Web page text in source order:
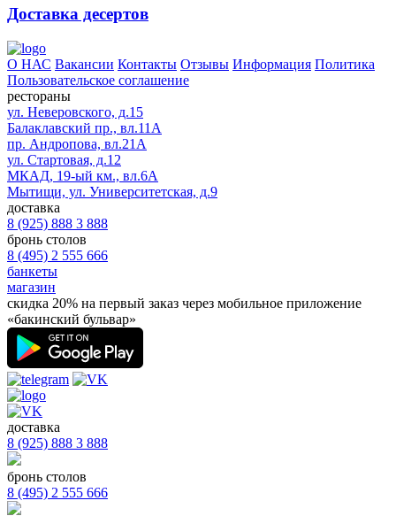
Доставка десертов
О НАС Вакансии Контакты Отзывы Информация Политика
Пользовательское соглашение
рестораны
ул. Неверовского, д.15
Балаклавский пр., вл.11А
пр. Андропова, вл.21А
ул. Стартовая, д.12
МКАД, 19-ый км., вл.6А
Мытищи, ул. Университетская, д.9
доставка
8 (925) 888 3 888
бронь столов
8 (495) 2 555 666
банкеты
магазин
скидка 20% на первый заказ через мобильное приложение
«бакинский бульвар»
доставка
8 (925) 888 3 888
бронь столов
8 (495) 2 555 666